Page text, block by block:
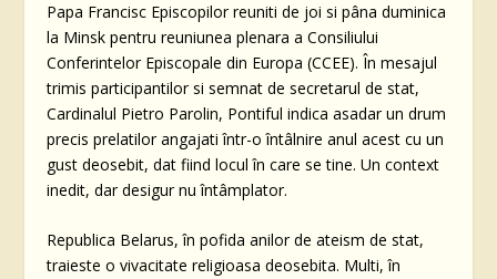
Papa Francisc Episcopilor reuniti de joi si pâna duminica
la Minsk pentru reuniunea plenara a Consiliului
Conferintelor Episcopale din Europa (CCEE). În mesajul
trimis participantilor si semnat de secretarul de stat,
Cardinalul Pietro Parolin, Pontiful indica asadar un drum
precis prelatilor angajati într-o întâlnire anul acest cu un
gust deosebit, dat fiind locul în care se tine. Un context
inedit, dar desigur nu întâmplator.
Republica Belarus, în pofida anilor de ateism de stat,
traieste o vivacitate religioasa deosebita. Multi, în